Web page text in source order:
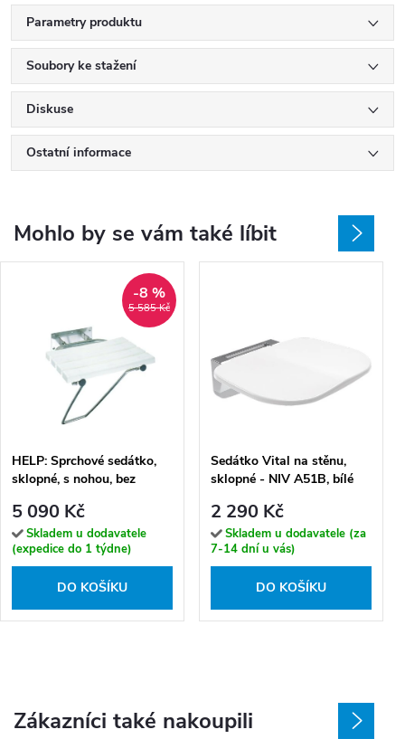
Parametry produktu
Soubory ke stažení
Diskuse
Ostatní informace
Mohlo by se vám také líbit
5 585 Kč
-8 %
HELP: Sprchové sedátko,
sklopné, s nohou, bez
plast - 301102181
5 090 Kč
Skladem u dodavatele
(expedice do 1 týdne)
DO KOŠÍKU
Sedátko Vital na stěnu,
sklopné - NIV A51B, bílé
2 290 Kč
Skladem u dodavatele (za
7-14 dní u vás)
DO KOŠÍKU
Zákazníci také nakoupili